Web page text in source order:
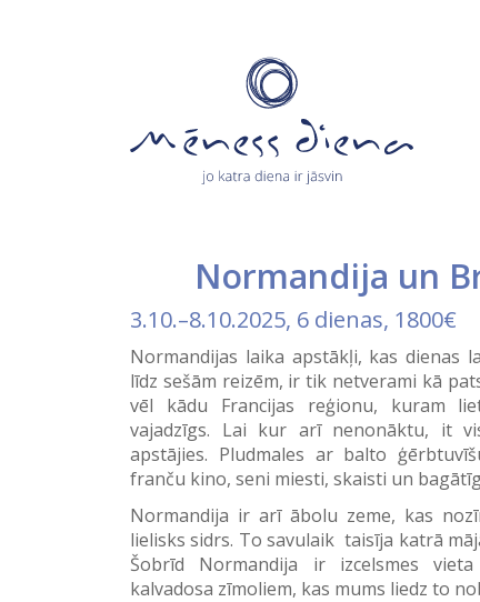
Normandija un
3.10.–8.10.2025, 6 dienas, 1800€
Normandijas laika apstākļi, kas dienas
līdz sešām reizēm, ir tik netverami kā
vēl kādu Francijas reģionu, kuram
vajadzīgs. Lai kur arī nenonāktu, it
apstājies. Pludmales ar balto
franču kino, seni miesti, skaisti un
Normandija ir arī ābolu zeme, kas
lielisks sidrs. To savulaik taisīja katrā
Šobrīd Normandija ir izcelsmes
kalvadosa zīmoliem, kas mums liedz to